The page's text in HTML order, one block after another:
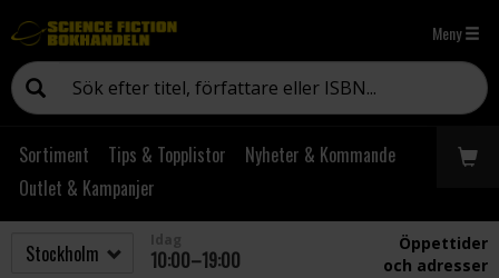
Meny
Sortiment Tips & Topplistor
Nyheter & Kommande
Outlet & Kampanjer
10:00–19:00
Öppettider
och adresser